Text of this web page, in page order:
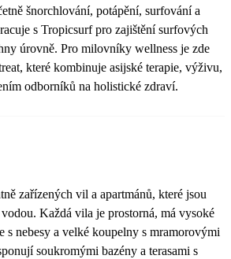
šnorchlování, potápění, surfování a
s Tropicsurf pro zajištění surfových
úrovně. Pro milovníky wellness je zde
které kombinuje asijské terapie, výživu,
odborníků na holistické zdraví.
zařízených vil a apartmánů, které jsou
Každá vila je prostorná, má vysoké
s nebesy a velké koupelny s mramorovými
soukromými bazény a terasami s